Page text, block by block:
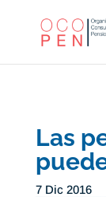
Las
7 Dic 2016